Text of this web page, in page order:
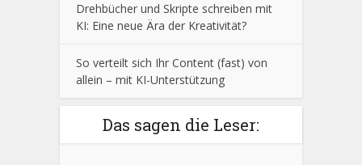
Drehbücher und Skripte schreiben mit
KI: Eine neue Ära der Kreativität?
So verteilt sich Ihr Content (fast) von
allein – mit KI-Unterstützung
Das sagen die Leser: